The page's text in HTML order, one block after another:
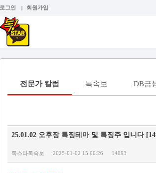
로그인 회원가입
전문가 칼럼 톡속보 DB금
25.01.02 오후장 특징테마 및 특징주 입니다
톡스타톡속보 2025-01-02 15:00:26 14093